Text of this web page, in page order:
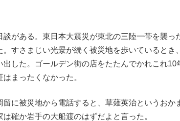
談がある。東日本大震災が東北の三陸一帯を襲
。すさまじい光景が続く被災地を歩いているとき
出した。ゴールデン街の店をたたんでかれこれ
まったくなかった。
に被災地から電話すると、草薙英治というおか
確か岩手の大船渡のはずだよと言った。